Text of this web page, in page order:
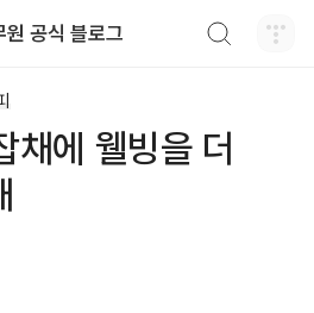
원 공식 블로그
채에 웰빙을 더